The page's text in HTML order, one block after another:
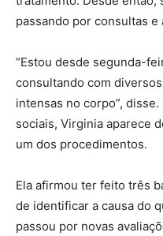
passando por consultas e
“Estou desde segunda-
consultando com
intensas no corpo”,
sociais, Virginia aparece
um dos procedimentos.
Ela afirmou ter feito três
de identificar a causa do
passou por novas